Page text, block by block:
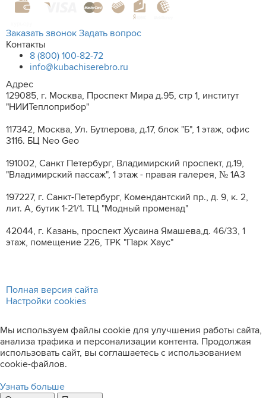
Заказать звонок Задать вопрос
Контакты
8 (800) 100-82-72
info@kubachiserebro.ru
Адрес
129085, г. Москва, Проспект Мира д.95, стр 1, институт
"НИИТеплоприбор"
117342, Москва, Ул. Бутлерова, д.17, блок "Б", 1 этаж, офис
3116. БЦ Neo Geo
191002, Санкт Петербург, Владимирский проспект, д.19,
"Владимирский пассаж", 1 этаж - правая галерея, № 1А3
197227, г. Санкт-Петербург, Комендантский пр., д. 9, к. 2,
лит. A, бутик 1-21/1. ТЦ "Модный променад"
42044, г. Казань, проспект Хусаина Ямашева,д. 46/33, 1
этаж, помещение 226, ТРК "Парк Хаус"
Полная версия сайта
Настройки cookies
Мы используем файлы cookie для улучшения работы сайта,
анализа трафика и персонализации контента. Продолжая
использовать сайт, вы соглашаетесь с использованием
cookie-файлов.
Узнать больше